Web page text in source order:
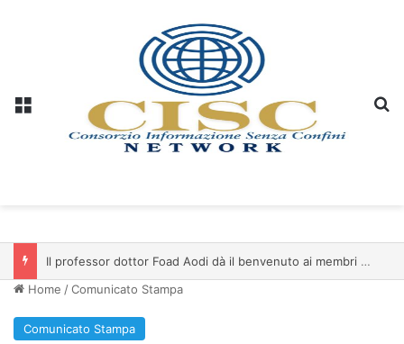
Il professor dottor Foad Aodi dà il benvenuto ai membri del Comitato per le Scienze delle Piramidi e le Scienze Archeologiche…
Home /Comunicato Stampa
Comunicato Stampa